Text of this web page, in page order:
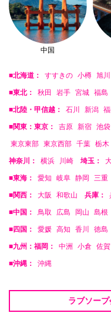
中国
■北海道： すすきの 小樽 旭川
■東北： 秋田 岩手 宮城 福島
■北陸・甲信越： 石川 新潟
■関東：東京： 吉原 新宿 池袋
東京東部 東京西部 千葉 栃木
神奈川： 横浜 川崎 埼玉：
■東海： 愛知 岐阜 静岡 三重
■関西： 大阪 和歌山 兵庫：
■中国： 鳥取 広島 岡山 島根
■四国： 愛媛 高知 香川 徳島
■九州：福岡： 中洲 小倉 佐賀
■沖縄： 沖縄
ラブソー